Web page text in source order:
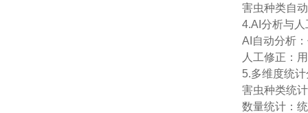
害虫种类自
4.AI分析与人
AI自动分析
人工修正：
5.多维度统
害虫种类统
数量统计：